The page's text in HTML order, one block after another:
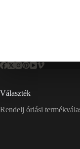
Választék
Rendelj óriási